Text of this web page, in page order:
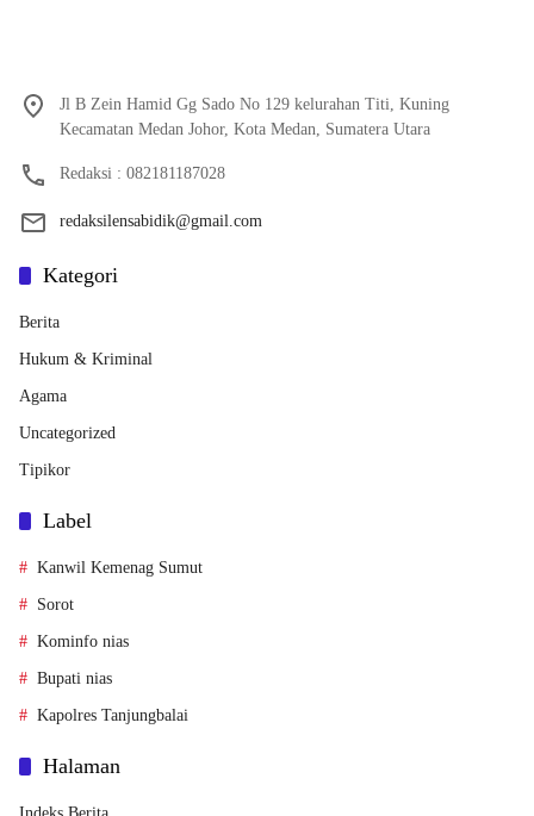
Jl B Zein Hamid Gg Sado No 129 kelurahan Titi, Kuning
Kecamatan Medan Johor, Kota Medan, Sumatera Utara
Redaksi : 082181187028
redaksilensabidik@gmail.com
Kategori
Berita
Hukum & Kriminal
Agama
Uncategorized
Tipikor
Label
Kanwil Kemenag Sumut
Sorot
Kominfo nias
Bupati nias
Kapolres Tanjungbalai
Halaman